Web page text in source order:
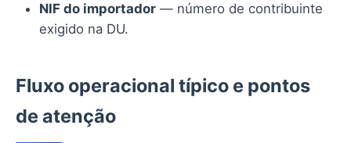
NIF do importador — número de contribuinte
exigido na DU.
Fluxo operacional típico e pontos
de atenção